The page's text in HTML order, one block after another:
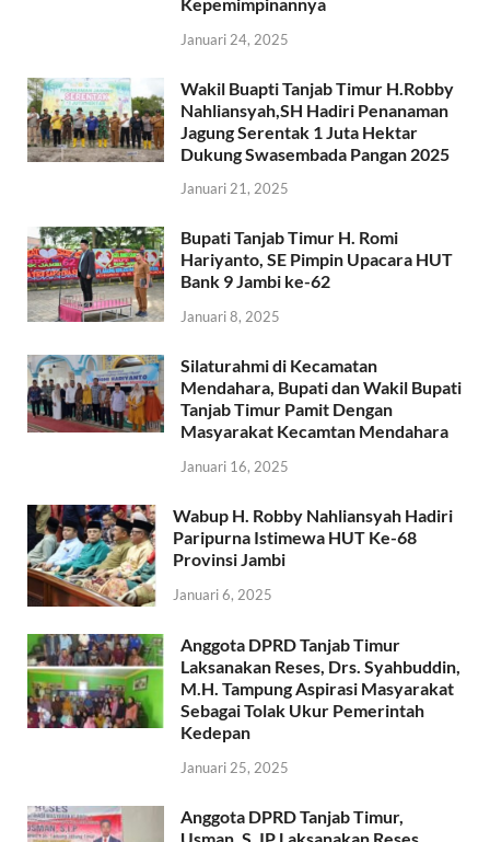
Januari 24, 2025
Wakil Buapti Tanjab Timur H.Robby
Nahliansyah,SH Hadiri Penanaman
Jagung Serentak 1 Juta Hektar
Dukung Swasembada Pangan 2025
Januari 21, 2025
Bupati Tanjab Timur H. Romi
Hariyanto, SE Pimpin Upacara HUT
Bank 9 Jambi ke-62
Januari 8, 2025
Silaturahmi di Kecamatan
Mendahara, Bupati dan Wakil Bupati
Tanjab Timur Pamit Dengan
Masyarakat Kecamtan Mendahara
Januari 16, 2025
Wabup H. Robby Nahliansyah Hadiri
Paripurna Istimewa HUT Ke-68
Provinsi Jambi
Januari 6, 2025
Anggota DPRD Tanjab Timur
Laksanakan Reses, Drs. Syahbuddin,
M.H. Tampung Aspirasi Masyarakat
Sebagai Tolak Ukur Pemerintah
Kedepan
Januari 25, 2025
Anggota DPRD Tanjab Timur,